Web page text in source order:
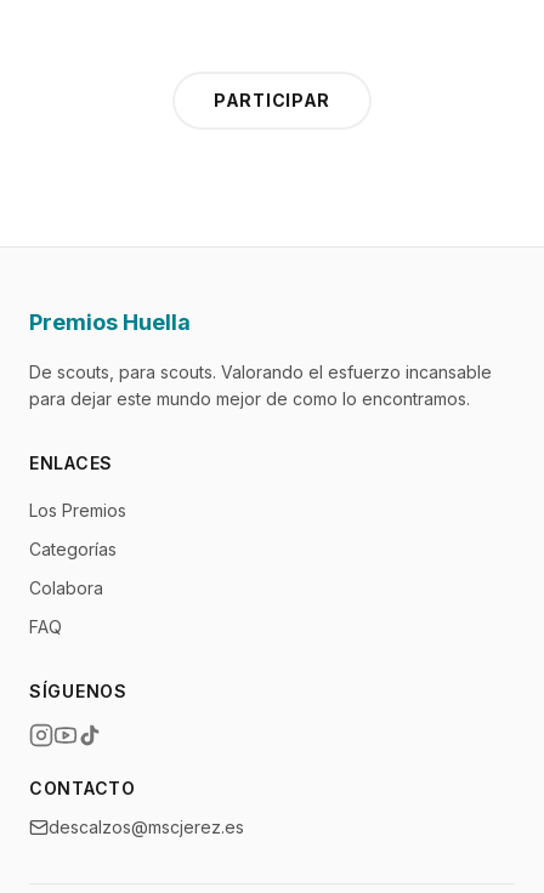
PARTICIPAR
Premios Huella
De scouts, para scouts. Valorando el esfuerzo incansable
para dejar este mundo mejor de como lo encontramos.
ENLACES
Los Premios
Categorías
Colabora
FAQ
SÍGUENOS
CONTACTO
descalzos@mscjerez.es